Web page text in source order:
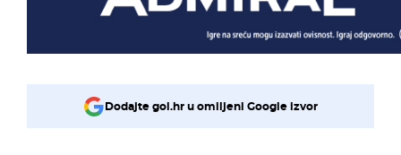
Dodajte gol.hr u omiljeni Google izvor